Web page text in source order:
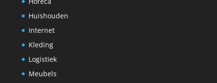
Huishouden
Internet
Kleding
Logistiek
Meubels